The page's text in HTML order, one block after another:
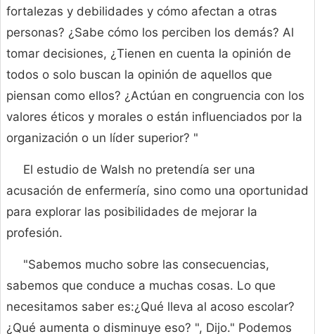
fortalezas y debilidades y cómo afectan a otras
personas? ¿Sabe cómo los perciben los demás? Al
tomar decisiones, ¿Tienen en cuenta la opinión de
todos o solo buscan la opinión de aquellos que
piensan como ellos? ¿Actúan en congruencia con los
valores éticos y morales o están influenciados por la
organización o un líder superior? "
El estudio de Walsh no pretendía ser una
acusación de enfermería, sino como una oportunidad
para explorar las posibilidades de mejorar la
profesión.
"Sabemos mucho sobre las consecuencias,
sabemos que conduce a muchas cosas. Lo que
necesitamos saber es:¿Qué lleva al acoso escolar?
¿Qué aumenta o disminuye eso? ", Dijo." Podemos